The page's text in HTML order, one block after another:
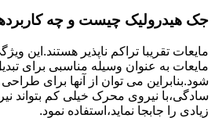
جک هیدرولیک چیست و چه
مایعات تقریبا تراکم ناپذیر هستند.این
مایعات به عنوان وسیله مناسبی برای
شود.بنابراین می توان از آنها برای
سادگی،با نیروی محرک خیلی کم بتواند
زیادی را جابجا نماید،استفاده نمود.